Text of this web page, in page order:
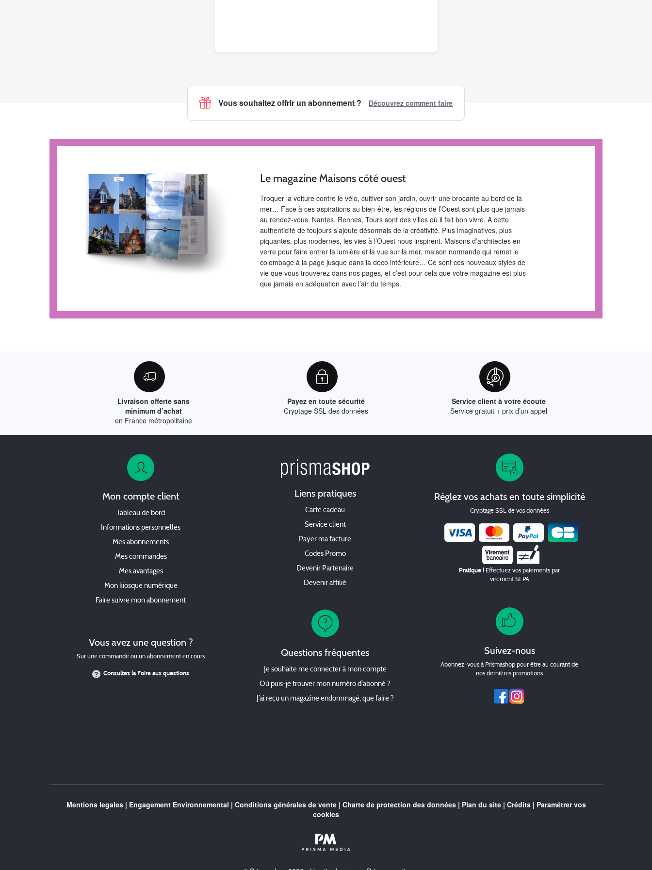
Vous souhaitez offrir un abonnement ? Découvrez comment faire
Le magazine Maisons côté ouest
Troquer la voiture contre le vélo, cultiver son jardin, ouvrir une brocante au bord de la
mer… Face à ces aspirations au bien-être, les régions de l’Ouest sont plus que jamais
au rendez-vous. Nantes, Rennes, Tours sont des villes où il fait bon vivre. A cette
authenticité de toujours s’ajoute désormais de la créativité. Plus imaginatives, plus
piquantes, plus modernes, les vies à l’Ouest nous inspirent. Maisons d’architectes en
verre pour faire entrer la lumière et la vue sur la mer, maison normande qui remet le
colombage à la page jusque dans la déco intérieure… Ce sont ces nouveaux styles de
vie que vous trouverez dans nos pages, et c’est pour cela que votre magazine est plus
que jamais en adéquation avec l’air du temps.
Livraison offerte sans
minimum d’achat
en France métropolitaine
Payez en toute sécurité
Cryptage SSL des données
Service client à votre écoute
Service gratuit + prix d’un appel
Mon compte client
Tableau de bord
Informations personnelles
Mes abonnements
Mes commandes
Mes avantages
Mon kiosque numérique
Faire suivre mon abonnement
Vous avez une question ?
Sur une commande ou un abonnement en cours
Consultez laFoire aux questions
Liens pratiques
Carte cadeau
Service client
Payer ma facture
Codes Promo
Devenir Partenaire
Devenir affilié
Questions fréquentes
Je souhaite me connecter à mon compte
Où puis-je trouver mon numéro d'abonné ?
J’ai reçu un magazine endommagé, que faire ?
Réglez vos achats en toute simplicité
Cryptage SSL de vos données
Chèque
Pratique ! Effectuez vos paiements par
virement SEPA
Suivez-nous
Abonnez-vous à Prismashop pour être au courant de
nos dernières promotions
Mentions legales| Engagement Environnemental | Conditions générales de vente| Charte de protection des données| Plan du site| Crédits| Paramétrer vos
cookies